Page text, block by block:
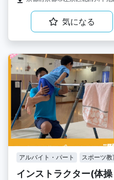
気になる
アルバイト・パート スポーツ
インストラクター(体